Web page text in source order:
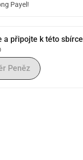
Payel!
a připojte k této sbírce
Peněz